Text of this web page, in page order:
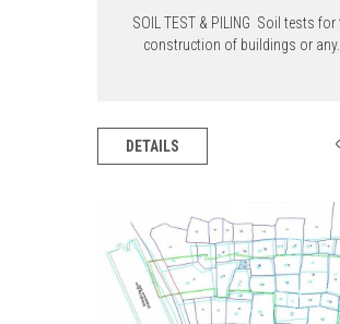
SOIL TEST & PILING Soil tests for
construction of buildings or any...
DETAILS